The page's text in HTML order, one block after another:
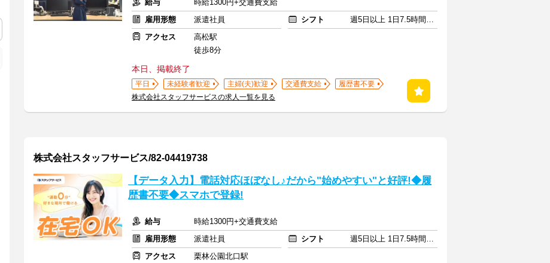
給与
時給1300円+交通費支給
雇用形態
派遣社員 シフト
週5日以上 1日7.5時間以上
アクセス
高松駅
徒歩8分
本日、掲載終了
平日 未経験者歓迎 主婦(夫)歓迎 交通費支給
履歴書不要
株式会社スタッフサービスの求人一覧を見る
株式会社スタッフサービス/82-04419738
【データ入力】電話対応ほぼなし♪だから"始めやすい"と好評!◆履
歴書不要◆スマホで登録!
給与
時給1300円+交通費支給
雇用形態
派遣社員 シフト
週5日以上 1日7.5時間以上
アクセス
栗林公園北口駅